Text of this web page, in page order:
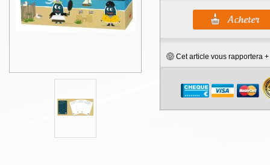
Cet article vous rapportera +